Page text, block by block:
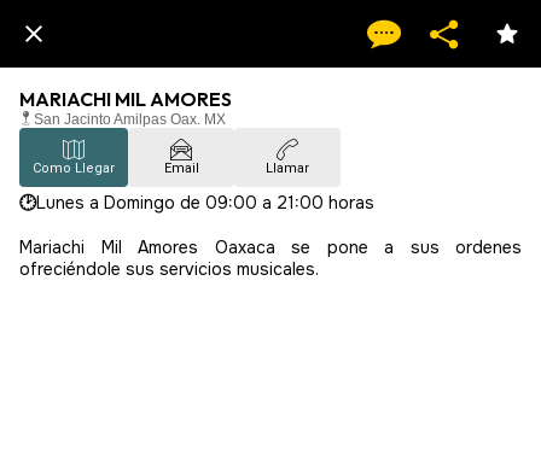
MARIACHI MIL AMORES
San Jacinto Amilpas Oax. MX
Como Llegar Email Llamar
🕑Lunes a Domingo de 09:00 a 21:00 horas
Mariachi Mil Amores Oaxaca se pone a sus ordenes
ofreciéndole sus servicios musicales.